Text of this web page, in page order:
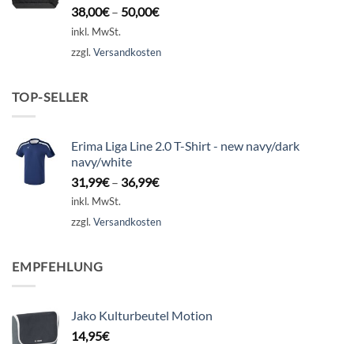
38,00€– 50,00€
inkl. MwSt.
zzgl. Versandkosten
TOP-SELLER
Erima Liga Line 2.0 T-Shirt - new navy/dark
navy/white
31,99€– 36,99€
inkl. MwSt.
zzgl. Versandkosten
EMPFEHLUNG
Jako Kulturbeutel Motion
14,95€